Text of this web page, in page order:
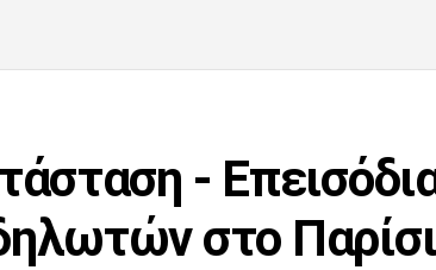
-
στο Παρίσι